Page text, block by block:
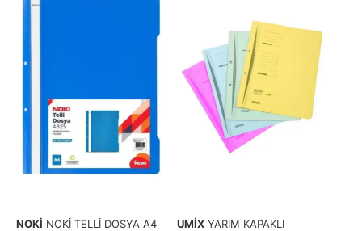
NOKİ NOKİ TELLİ DOSYA A4
UMİX YARIM KAPAKLI